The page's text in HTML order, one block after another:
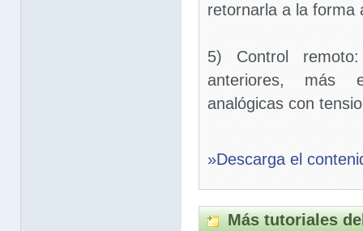
retornarla a la forma
5) Control
anteriores, más
analógicas con
»Descarga el
Más tutoriales